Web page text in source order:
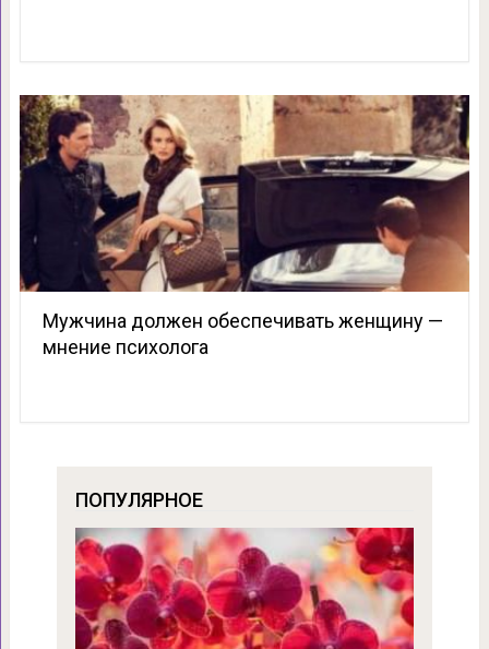
Мужчина должен обеспечивать женщину —
мнение психолога
ПОПУЛЯРНОЕ